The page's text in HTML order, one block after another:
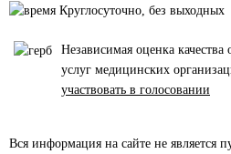
Круглосуточно, без выходных
Независимая оценка качества
услуг медицинских
участвовать в голосовании
Вся информация на сайте не является